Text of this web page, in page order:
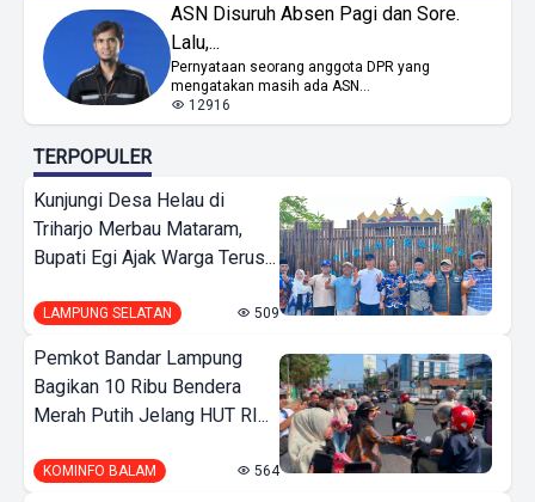
ASN Disuruh Absen Pagi dan Sore.
Lalu,...
Pernyataan seorang anggota DPR yang
mengatakan masih ada ASN...
12916
TERPOPULER
Kunjungi Desa Helau di
Triharjo Merbau Mataram,
Bupati Egi Ajak Warga Terus...
LAMPUNG SELATAN 509
Pemkot Bandar Lampung
Bagikan 10 Ribu Bendera
Merah Putih Jelang HUT RI...
KOMINFO BALAM 564